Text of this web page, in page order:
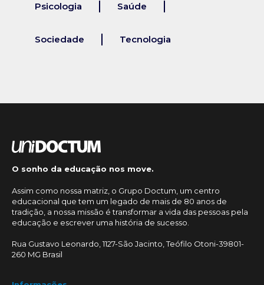
Psicologia Saúde
Sociedade Tecnologia
O sonho da educação nos move.
Assim como nossa matriz, o Grupo Doctum, um centro
educacional que tem um legado de mais de 80 anos de
tradição, a nossa missão é transformar a vida das pessoas pela
educação e escrever uma história de sucesso.
Rua Gustavo Leonardo, 1127-São Jacinto, Teófilo Otoni-39801-
260 MG Brasil